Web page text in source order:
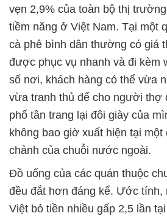
vẹn 2,9% của toàn bộ thị
tiềm năng ở Việt Nam. Tại một
cà phê bình dân thường có giá
được phục vụ nhanh và đi kèm
số nơi, khách hàng có thể vừa
vừa tranh thủ để cho người thợ
phố tân trang lại đôi giày của
không bao giờ xuất hiện tại một
chảnh của chuỗi nước ngoài.
Đồ uống của các quán thuộc
đều đắt hơn đáng kể. Ước tính,
Việt bỏ tiền nhiều gấp 2,5 lần